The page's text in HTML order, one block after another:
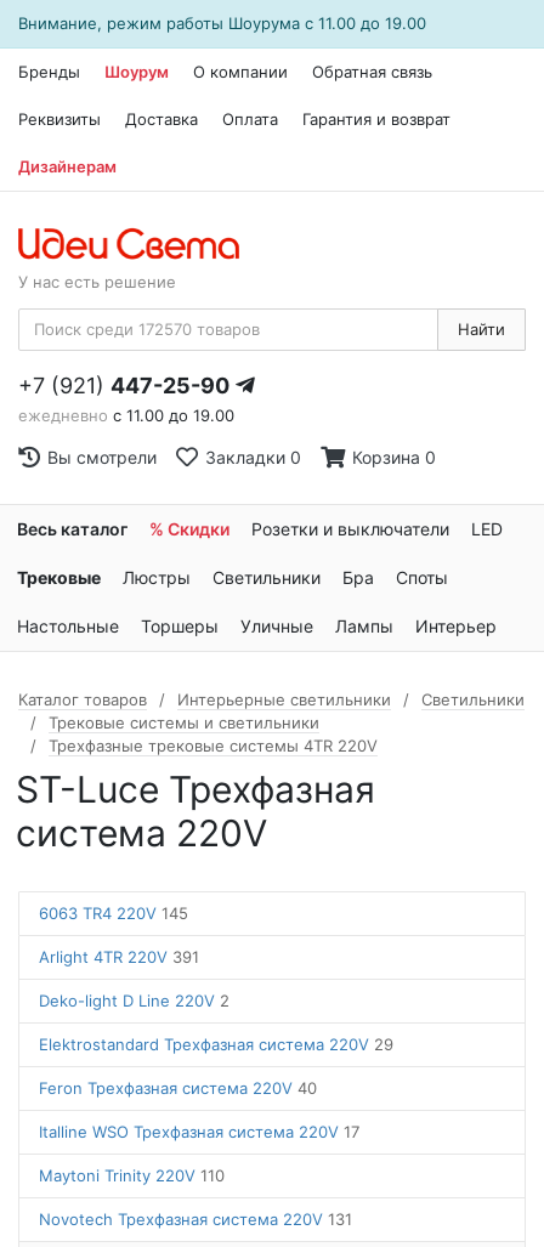
Внимание, режим работы Шоурума с 11.00 до 19.00
Бренды Шоурум О компании Обратная связь
Реквизиты Доставка Оплата Гарантия и возврат
Дизайнерам
У нас есть решение
Найти
+7 (921) 447-25-90
ежедневно с 11.00 до 19.00
Вы смотрели Закладки 0 Корзина 0
Весь каталог % Скидки Розетки и выключатели LED
Трековые Люстры Светильники Бра Споты
Настольные Торшеры Уличные Лампы Интерьер
Каталог товаров Интерьерные светильники
Светильники
Трековые системы и светильники
Трехфазные трековые системы 4TR 220V
ST-Luce Трехфазная
система 220V
6063 TR4 220V 145
Arlight 4TR 220V 391
Deko-light D Line 220V 2
Elektrostandard Трехфазная система 220V 29
Feron Трехфазная система 220V 40
Italline WSO Трехфазная система 220V 17
Maytoni Trinity 220V 110
Novotech Трехфазная система 220V 131